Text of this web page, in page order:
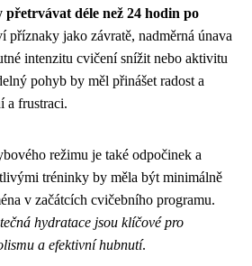
přetrvávat déle než 24 hodin po
příznaky jako závratě, nadměrná únava
intenzitu cvičení snížit nebo aktivitu
pohyb by měl přinášet radost a
a frustraci.
režimu je také odpočinek a
tréninky by měla být minimálně
v začátcích cvičebního programu.
hydratace jsou klíčové pro
a efektivní hubnutí.